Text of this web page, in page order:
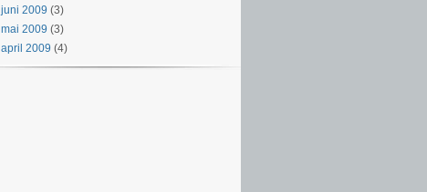
juni 2009 (3)
mai 2009 (3)
april 2009 (4)